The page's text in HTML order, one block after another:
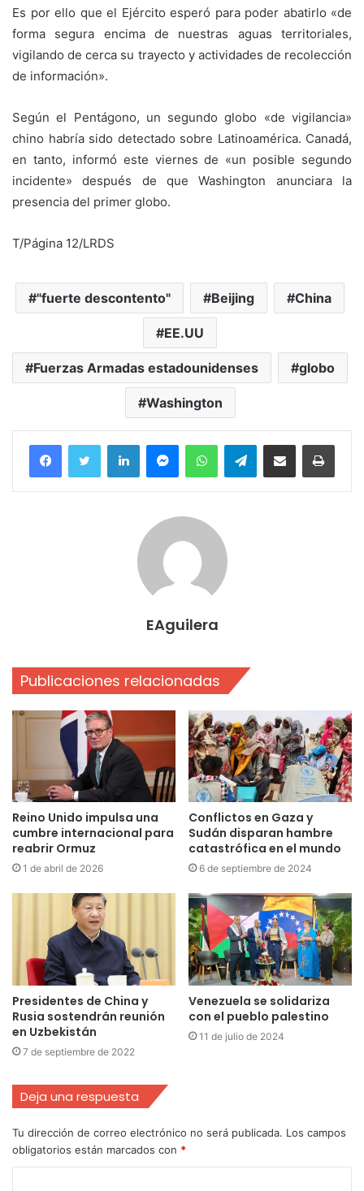
Es por ello que el Ejército esperó para poder abatirlo «de
forma segura encima de nuestras aguas territoriales,
vigilando de cerca su trayecto y actividades de recolección
de información».
Según el Pentágono, un segundo globo «de vigilancia»
chino habría sido detectado sobre Latinoamérica. Canadá,
en tanto, informó este viernes de «un posible segundo
incidente» después de que Washington anunciara la
presencia del primer globo.
T/Página 12/LRDS
"fuerte descontento" Beijing China
EE.UU
Fuerzas Armadas estadounidenses globo
Washington
FacebookTwitter LinkedInMessengerWhatsAppTelegramCompartir por correo electrónico
EAguilera
Publicaciones relacionadas
Reino Unido impulsa una
cumbre internacional para
reabrir Ormuz
1 de abril de 2026
Conflictos en Gaza y
Sudán disparan hambre
catastrófica en el mundo
6 de septiembre de 2024
Presidentes de China y
Rusia sostendrán reunión
en Uzbekistán
7 de septiembre de 2022
Venezuela se solidariza
con el pueblo palestino
11 de julio de 2024
Deja una respuesta
Tu dirección de correo electrónico no será publicada. Los campos
obligatorios están marcados con *